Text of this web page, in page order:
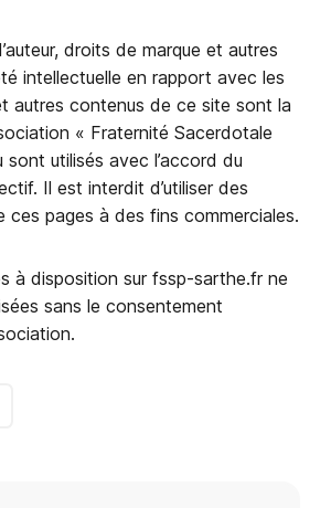
droits de marque et autres
intellectuelle en rapport avec les
autres contenus de ce site sont la
« Fraternité Sacerdotale
sont utilisés avec l’accord du
Il est interdit d’utiliser des
ces pages à des fins commerciales.
à disposition sur fssp-sarthe.fr ne
sans le consentement